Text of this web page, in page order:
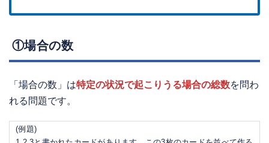
①場合の数
「場合の数」は特定の状況で起こりうる場合の総数を問わ
れる問題です。
(例題)